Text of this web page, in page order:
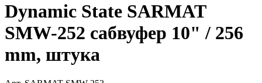
Dynamic State SARMAT
SMW-252 сабвуфер 10" / 256
mm, штука